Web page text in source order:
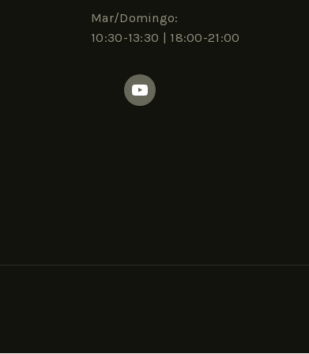
Mar/Domingo:
10:30-13:30 | 18:00-21:00